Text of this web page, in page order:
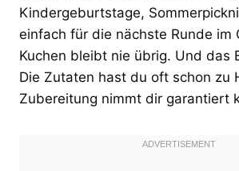
Kindergeburtstage,
einfach für die nächste Runde im
Kuchen bleibt nie übrig. Und das
Die Zutaten hast du oft schon zu
Zubereitung nimmt dir garantiert